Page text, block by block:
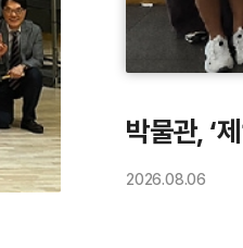
박물관, ‘
2026.08.06